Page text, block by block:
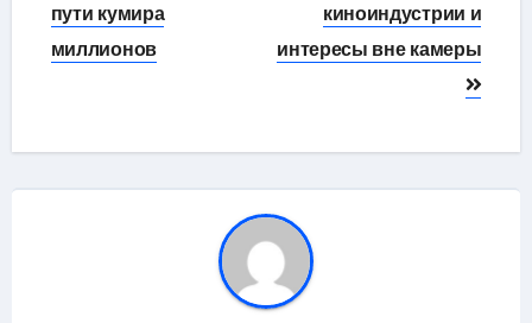
пути кумира
миллионов
киноиндустрии и
интересы вне камеры